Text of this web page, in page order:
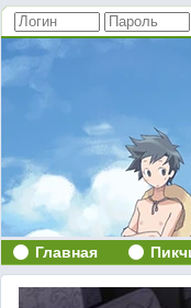
Главная